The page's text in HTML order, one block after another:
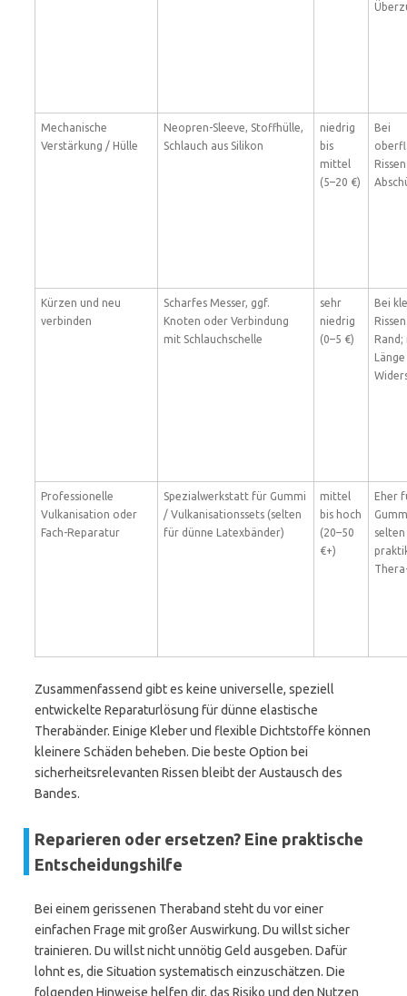
Mechanische
Verstärkung / Hülle
Neopren-Sleeve, Stoffhülle,
Schlauch aus Silikon
niedrig
bis
mittel
(5–20 €)
Bei
Kürzen und neu
verbinden
Scharfes Messer, ggf.
Knoten oder Verbindung
mit Schlauchschelle
sehr
niedrig
(0–5 €)
Bei
Professionelle
Vulkanisation oder
Fach-Reparatur
Spezialwerkstatt für Gummi
/ Vulkanisationssets (selten
für dünne Latexbänder)
mittel
bis hoch
(20–50
€+)
Eher
selten
Zusammenfassend gibt es keine universelle, speziell
entwickelte Reparaturlösung für dünne elastische
Therabänder. Einige Kleber und flexible Dichtstoffe können
kleinere Schäden beheben. Die beste Option bei
sicherheitsrelevanten Rissen bleibt der Austausch des
Bandes.
Reparieren oder ersetzen? Eine praktische
Entscheidungshilfe
Bei einem gerissenen Theraband steht du vor einer
einfachen Frage mit großer Auswirkung. Du willst sicher
trainieren. Du willst nicht unnötig Geld ausgeben. Dafür
lohnt es, die Situation systematisch einzuschätzen. Die
folgenden Hinweise helfen dir, das Risiko und den Nutzen